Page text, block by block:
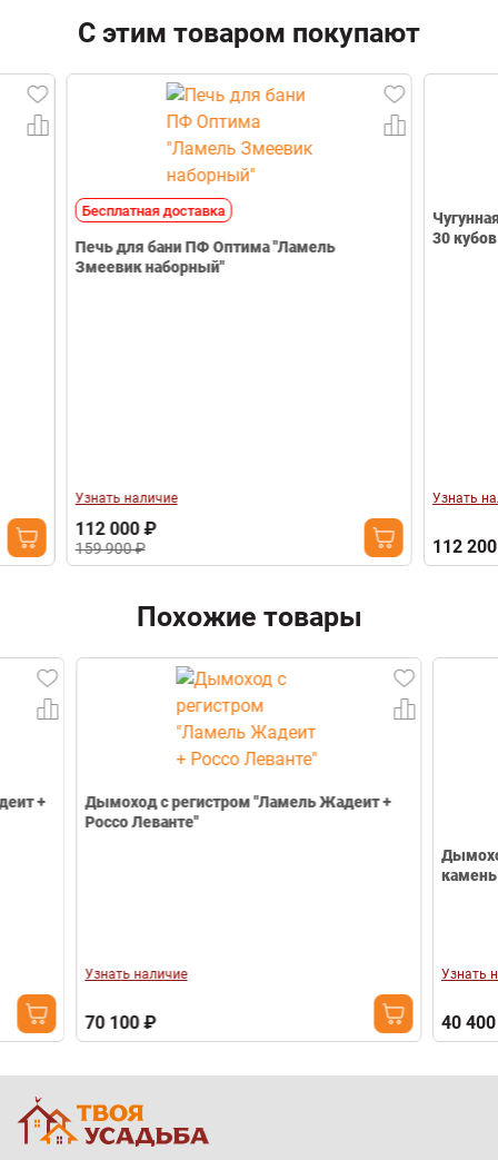
Тощина металла (мм)
3
Длина
Камень (облицовка)
Окаменевшее
дерево
Email
С этим товаром покупают
Бесплатная доставка
Печь для бани ПФ Оптима "Ламель
Змеевик наборный"
Узнать наличие
112 000 ₽
159 900 ₽
Чугунная
30 кубов
Узнать наличие
112 200 ₽
Похожие товары
Дымоход с регистром "Ламель Жадеит +
Россо Леванте"
Узнать наличие
70 100 ₽
Дымоход-
камень -
Узнать наличие
40 400 ₽